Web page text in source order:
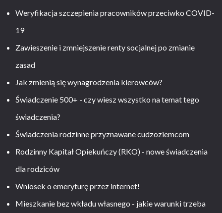
Weryfikacja szczepienia pracowników przeciwko COVID-
19
Zawieszenie i zmniejszenie renty socjalnej po zmianie
zasad
Jak zmienią się wynagrodzenia kierowców?
Świadczenie 500+ - czy wiesz wszystko na temat tego
świadczenia?
Świadczenia rodzinne przyznawane cudzoziemcom
Rodzinny Kapitał Opiekuńczy (RKO) - nowe świadczenia
dla rodziców
Wniosek o emeryturę przez internet!
Mieszkanie bez wkładu własnego - jakie warunki trzeba